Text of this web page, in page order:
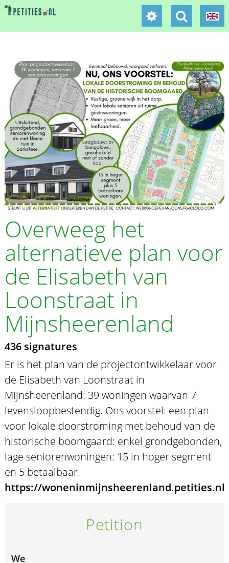
Overweeg het
alternatieve plan voor
de Elisabeth van
Loonstraat in
Mijnsheerenland
436 signatures
Er is het plan van de projectontwikkelaar voor
de Elisabeth van Loonstraat in
Mijnsheerenland: 39 woningen waarvan 7
levensloopbestendig. Ons voorstel: een plan
voor lokale doorstroming met behoud van de
historische boomgaard: enkel grondgebonden,
lage seniorenwoningen: 15 in hoger segment
en 5 betaalbaar.
https://woneninmijnsheerenland.petities.nl
Petition
We